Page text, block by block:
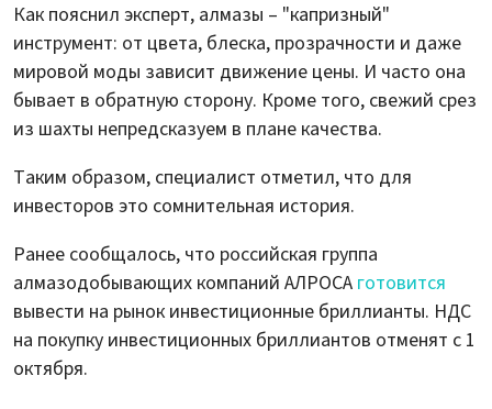
Как пояснил эксперт, алмазы – "капризный"
инструмент: от цвета, блеска, прозрачности и даже
мировой моды зависит движение цены. И часто она
бывает в обратную сторону. Кроме того, свежий срез
из шахты непредсказуем в плане качества.
Таким образом, специалист отметил, что для
инвесторов это сомнительная история.
Ранее сообщалось, что российская группа
алмазодобывающих компаний АЛРОСА готовится
вывести на рынок инвестиционные бриллианты. НДС
на покупку инвестиционных бриллиантов отменят с 1
октября.